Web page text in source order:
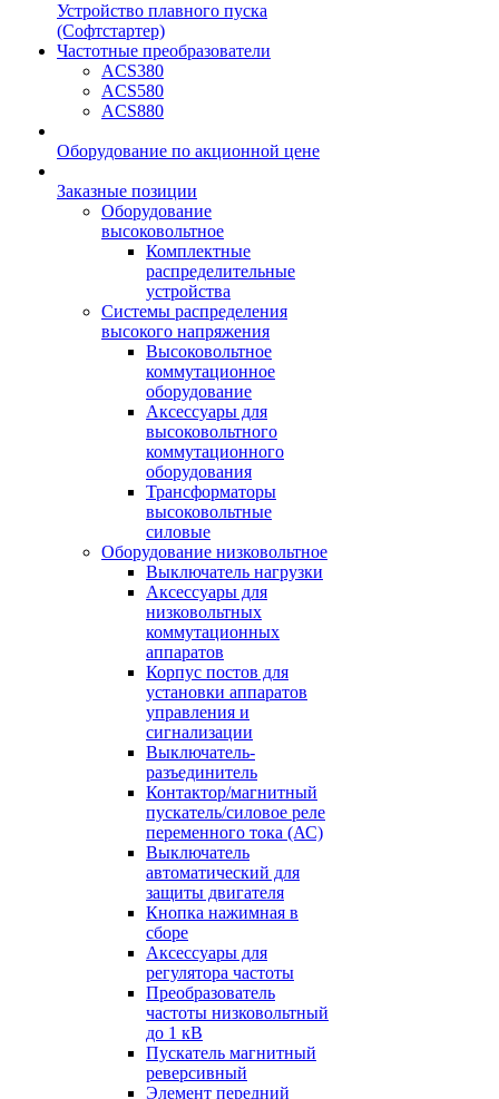
Устройство плавного пуска
(Софтстартер)
Частотные преобразователи
ACS380
ACS580
ACS880
Оборудование по акционной цене
Заказные позиции
Оборудование
высоковольтное
Комплектные
распределительные
устройства
Системы распределения
высокого напряжения
Высоковольтное
коммутационное
оборудование
Аксессуары для
высоковольтного
коммутационного
оборудования
Трансформаторы
высоковольтные
силовые
Оборудование низковольтное
Выключатель нагрузки
Аксессуары для
низковольтных
коммутационных
аппаратов
Корпус постов для
установки аппаратов
управления и
сигнализации
Выключатель-
разъединитель
Контактор/магнитный
пускатель/силовое реле
переменного тока (АС)
Выключатель
автоматический для
защиты двигателя
Кнопка нажимная в
сборе
Аксессуары для
регулятора частоты
Преобразователь
частоты низковольтный
до 1 кВ
Пускатель магнитный
реверсивный
Элемент передний